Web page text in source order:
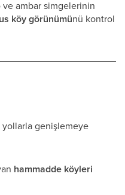
ve ambar simgelerinin
köy görünümünü kontrol
yollarla genişlemeye
hammadde köyleri